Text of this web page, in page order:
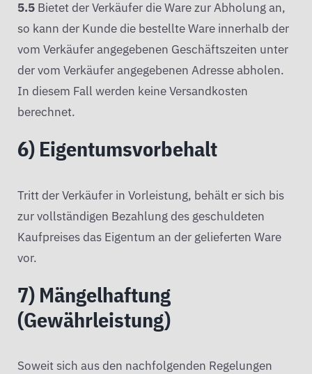
5.5 Bietet der Verkäufer die Ware zur Abholung an,
so kann der Kunde die bestellte Ware innerhalb der
vom Verkäufer angegebenen Geschäftszeiten unter
der vom Verkäufer angegebenen Adresse abholen.
In diesem Fall werden keine Versandkosten
berechnet.
6) Eigentumsvorbehalt
Tritt der Verkäufer in Vorleistung, behält er sich bis
zur vollständigen Bezahlung des geschuldeten
Kaufpreises das Eigentum an der gelieferten Ware
vor.
7) Mängelhaftung
(Gewährleistung)
Soweit sich aus den nachfolgenden Regelungen